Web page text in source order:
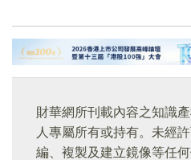
財華網所刊載內容之知識
人專屬所有或持有。未經
編、複製及建立鏡像等任何